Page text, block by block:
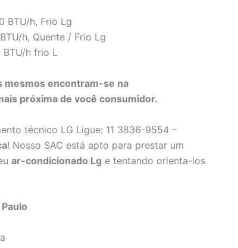
BTU/h, Frio Lg
h, Quente / Frio Lg
BTU/h frio L
mesmos encontram-se na
próxima de você consumidor.
técnico LG Ligue: 11 3836-9554 –
! Nosso SAC está apto para prestar um
ar-condicionado Lg e tentando orienta-los